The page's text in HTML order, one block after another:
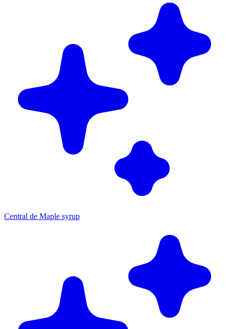
Central de Maple syrup